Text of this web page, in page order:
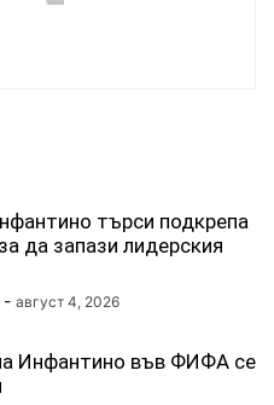
търси подкрепа
да запази лидерския
- август 4, 2026
Инфантино във ФИФА се